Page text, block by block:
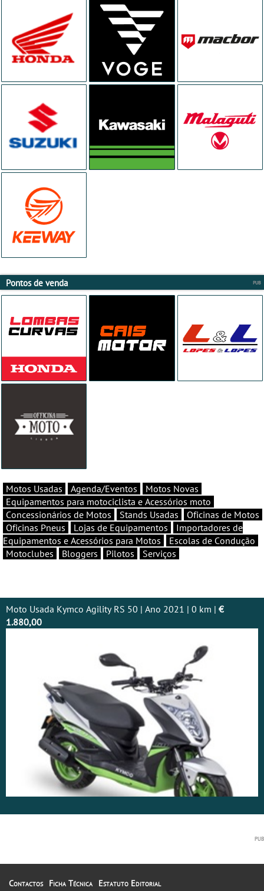
Pontos de venda
Motos Usadas Agenda/Eventos
Motos Novas
Equipamentos para motociclista e Acessórios moto
Concessionários de Motos
Stands Usadas
Oficinas de Motos
Oficinas Pneus
Lojas de Equipamentos
Importadores de
Equipamentos e Acessórios para Motos
Escolas de Condução
Motoclubes
Bloggers Pilotos Serviços
Moto Usada Kymco Agility RS 50 | Ano 2021 | 0 km | €
1.880,00
Contactos Ficha Técnica
Estatuto Editorial